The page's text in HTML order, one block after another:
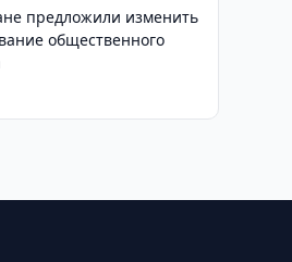
предложили изменить
общественного